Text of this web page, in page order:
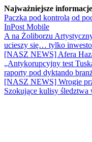
Najważniejsze informacje
Paczka pod kontrolą od
InPost Mobile
A na Żoliborzu
ucieszy się… tylko
[NASZ NEWS] Afera
„Antykorupcyjny test
raporty pod dyktando
[NASZ NEWS] Wrogie
Szokujące kulisy